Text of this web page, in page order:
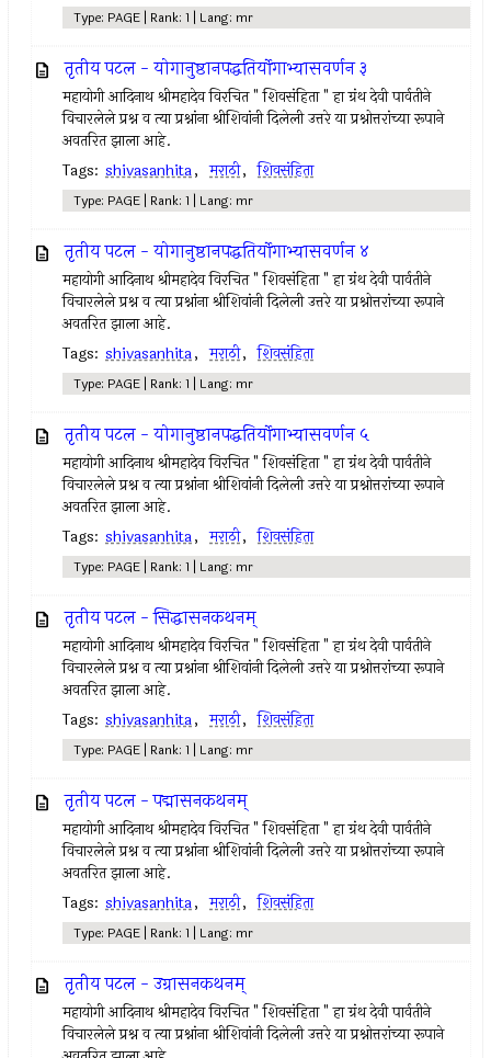
Type: PAGE | Rank: 1 | Lang: mr
तृतीय पटल - योगानुष्ठानपद्धतिर्योगाभ्यासवर्णन ३
महायोगी आदिनाथ श्रीमहादेव विरचित " शिवसंहिता " हा ग्रंथ देवी पार्वतीने
विचारलेले प्रश्न व त्या प्रश्नांना श्रीशिवांनी दिलेली उत्तरे या प्रश्नोत्तरांच्या रूपाने
अवतरित झाला आहे.
Tags: shivasanhita, मराठी, शिवसंहिता
Type: PAGE | Rank: 1 | Lang: mr
तृतीय पटल - योगानुष्ठानपद्धतिर्योगाभ्यासवर्णन ४
महायोगी आदिनाथ श्रीमहादेव विरचित " शिवसंहिता " हा ग्रंथ देवी पार्वतीने
विचारलेले प्रश्न व त्या प्रश्नांना श्रीशिवांनी दिलेली उत्तरे या प्रश्नोत्तरांच्या रूपाने
अवतरित झाला आहे.
Tags: shivasanhita, मराठी, शिवसंहिता
Type: PAGE | Rank: 1 | Lang: mr
तृतीय पटल - योगानुष्ठानपद्धतिर्योगाभ्यासवर्णन ५
महायोगी आदिनाथ श्रीमहादेव विरचित " शिवसंहिता " हा ग्रंथ देवी पार्वतीने
विचारलेले प्रश्न व त्या प्रश्नांना श्रीशिवांनी दिलेली उत्तरे या प्रश्नोत्तरांच्या रूपाने
अवतरित झाला आहे.
Tags: shivasanhita, मराठी, शिवसंहिता
Type: PAGE | Rank: 1 | Lang: mr
तृतीय पटल - सिद्धासनकथनम्
महायोगी आदिनाथ श्रीमहादेव विरचित " शिवसंहिता " हा ग्रंथ देवी पार्वतीने
विचारलेले प्रश्न व त्या प्रश्नांना श्रीशिवांनी दिलेली उत्तरे या प्रश्नोत्तरांच्या रूपाने
अवतरित झाला आहे.
Tags: shivasanhita, मराठी, शिवसंहिता
Type: PAGE | Rank: 1 | Lang: mr
तृतीय पटल - पद्मासनकथनम्
महायोगी आदिनाथ श्रीमहादेव विरचित " शिवसंहिता " हा ग्रंथ देवी पार्वतीने
विचारलेले प्रश्न व त्या प्रश्नांना श्रीशिवांनी दिलेली उत्तरे या प्रश्नोत्तरांच्या रूपाने
अवतरित झाला आहे.
Tags: shivasanhita, मराठी, शिवसंहिता
Type: PAGE | Rank: 1 | Lang: mr
तृतीय पटल - उग्रासनकथनम्
महायोगी आदिनाथ श्रीमहादेव विरचित " शिवसंहिता " हा ग्रंथ देवी पार्वतीने
विचारलेले प्रश्न व त्या प्रश्नांना श्रीशिवांनी दिलेली उत्तरे या प्रश्नोत्तरांच्या रूपाने